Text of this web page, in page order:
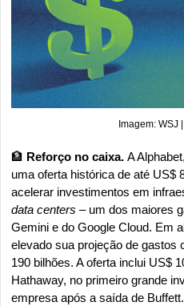
Imagem: WSJ
🏦 Reforço no caixa. A
uma oferta histórica de até US$
data centers – um dos maiores
Gemini e do Google Cloud. Em
elevado sua projeção de gastos
190 bilhões. A oferta inclui US$
Hathaway, no primeiro grande
empresa após a saída de Buffett.